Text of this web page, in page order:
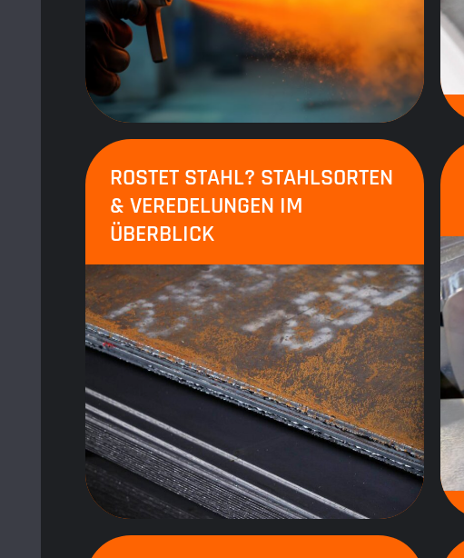
ROSTET STAHL? STAHLSORTEN
& VEREDELUNGEN IM
ÜBERBLICK